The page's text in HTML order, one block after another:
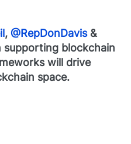
, @RepDonDavis&
blockchain
will drive
space.